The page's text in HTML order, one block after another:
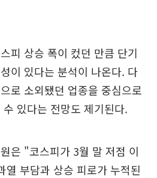
피 상승 폭이 컸던 만큼 단기
이 있다는 분석이 나온다. 다
로 소외됐던 업종을 중심으로
있다는 전망도 제기된다.
은 "코스피가 3월 말 저점 이
열 부담과 상승 피로가 누적된